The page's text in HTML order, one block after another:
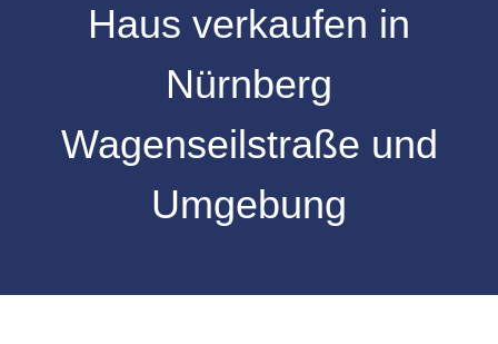
Haus verkaufen in
Nürnberg
Wagenseilstraße und
Umgebung